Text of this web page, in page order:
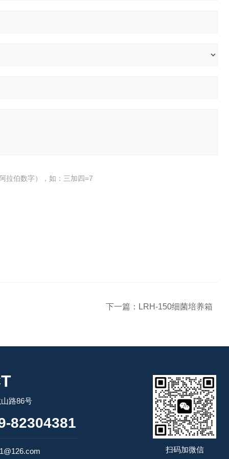
拉伯数字），如：三加四=7
下一篇： LRH-150细菌培养箱
路86号
82304381
扫码加微信